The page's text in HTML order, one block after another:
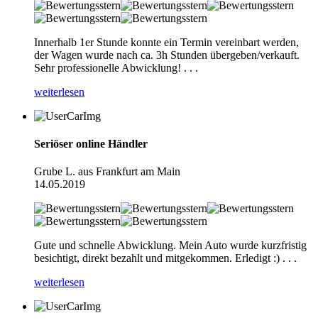
Innerhalb 1er Stunde konnte ein Termin vereinbart werden,
der Wagen wurde nach ca. 3h Stunden übergeben/verkauft.
Sehr professionelle Abwicklung! . . .
weiterlesen
Seriöser online Händler
Grube L. aus Frankfurt am Main
14.05.2019
Gute und schnelle Abwicklung. Mein Auto wurde kurzfristig
besichtigt, direkt bezahlt und mitgekommen. Erledigt :) . . .
weiterlesen